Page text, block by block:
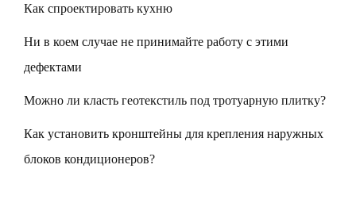
Как спроектировать кухню
Ни в коем случае не принимайте работу с этими
дефектами
Можно ли класть геотекстиль под тротуарную плитку?
Как установить кронштейны для крепления наружных
блоков кондиционеров?